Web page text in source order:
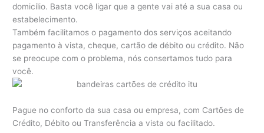
domicílio. Basta você ligar que a gente vai até a sua casa ou
estabelecimento.
Também facilitamos o pagamento dos serviços aceitando
pagamento à vista, cheque, cartão de débito ou crédito. Não
se preocupe com o problema, nós consertamos tudo para
você.
Pague no conforto da sua casa ou empresa, com Cartões de
Crédito, Débito ou Transferência a vista ou facilitado.